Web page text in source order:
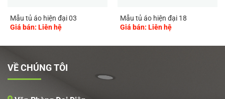
Mẫu tủ áo hiện đại 03
Giá bán: Liên hệ
Mẫu tủ áo hiện đại 18
Giá bán: Liên hệ
VỀ CHÚNG TÔI